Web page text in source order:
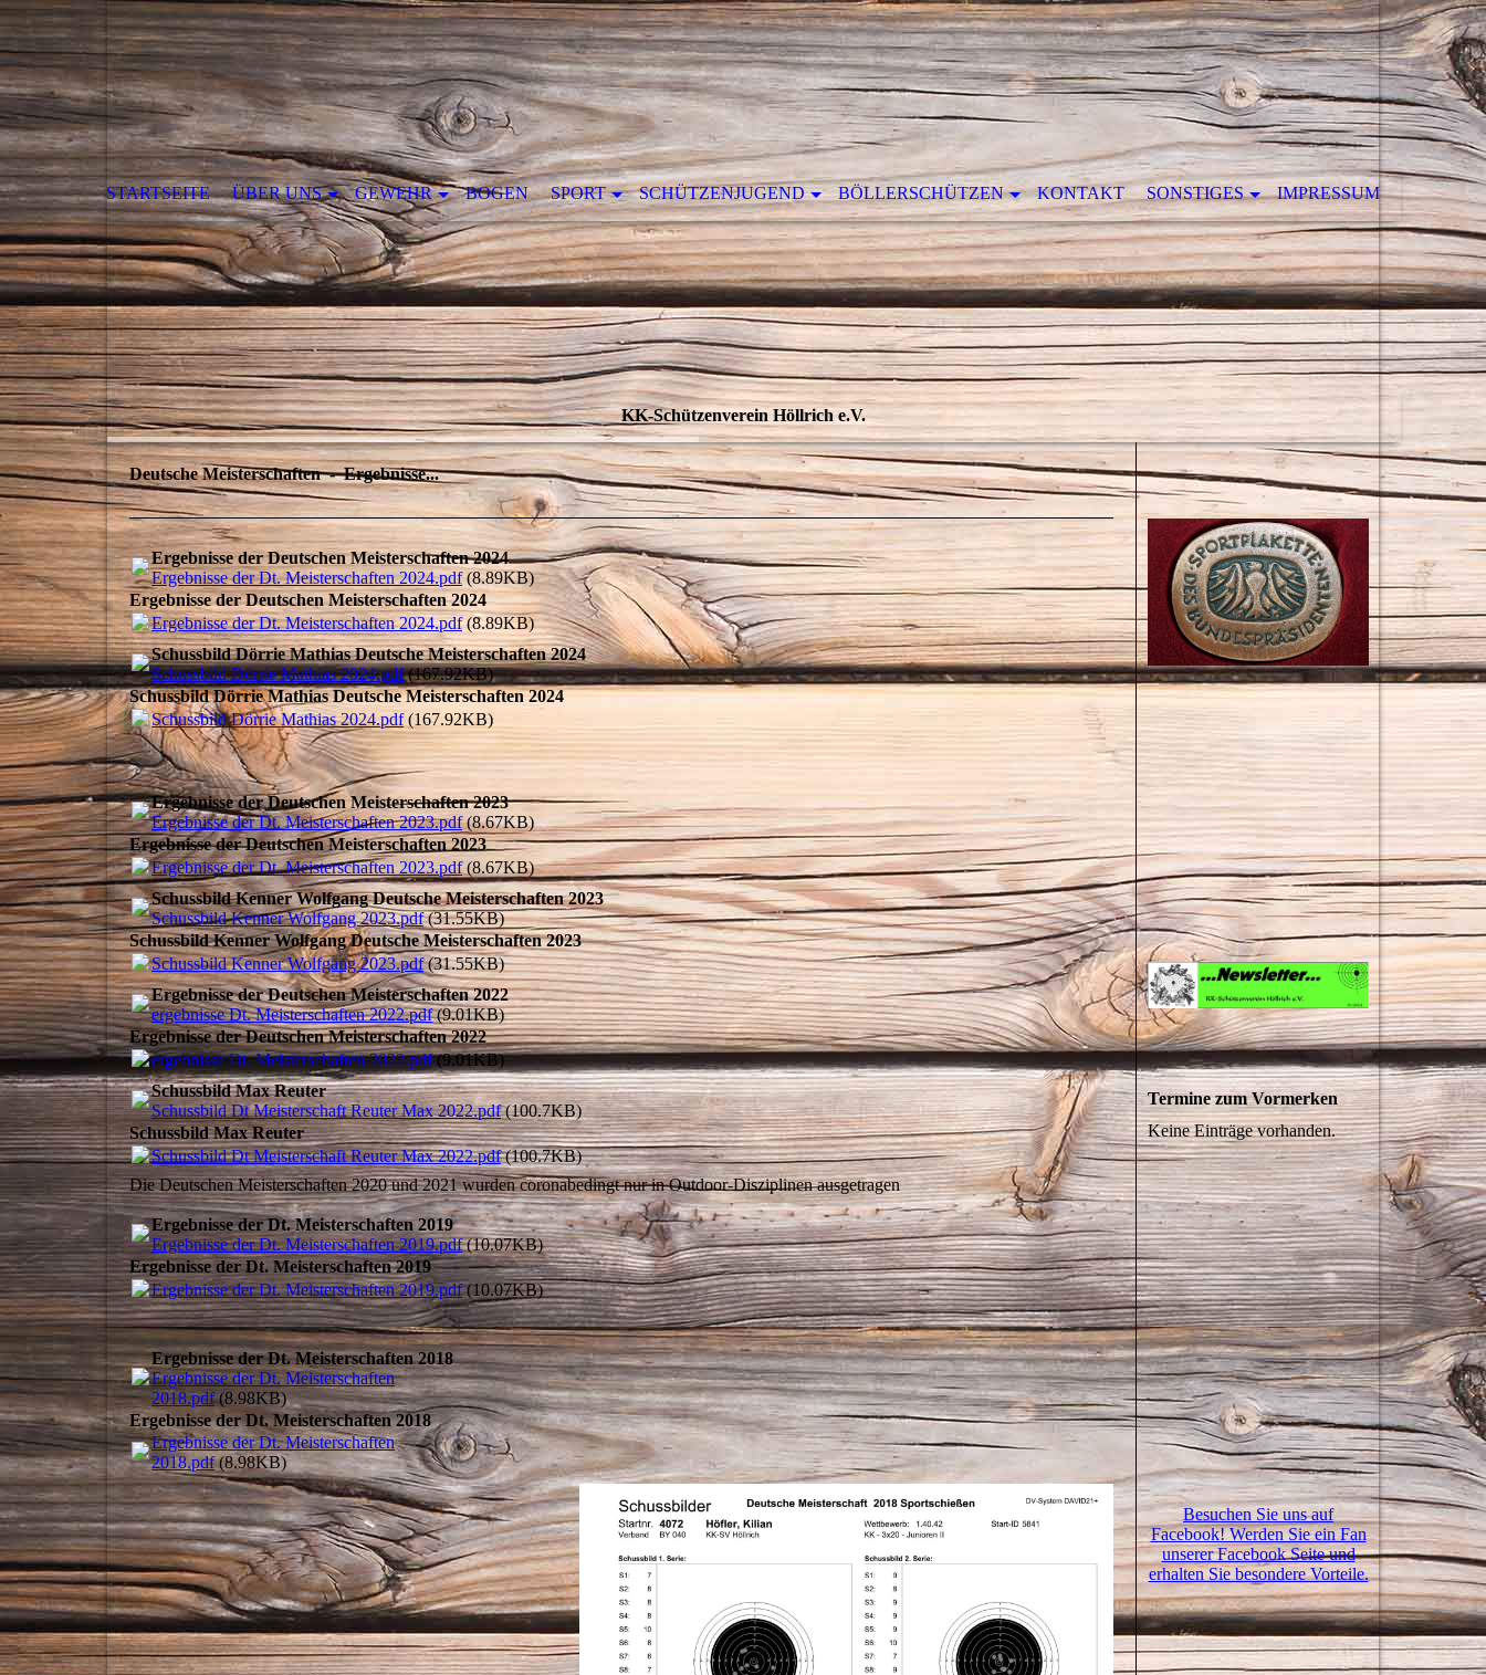
STARTSEITE ÜBER UNS GEWEHR BOGEN SPORT SCHÜTZENJUGEND BÖLLERSCHÜTZEN KONTAKT SONSTIGES IMPRESSUM
KK-Schützenverein Höllrich e.V.
Deutsche Meisterschaften - Ergebnisse...
Ergebnisse der Deutschen Meisterschaften 2024
Ergebnisse der Dt. Meisterschaften 2024.pdf(8.89KB)
Ergebnisse der Deutschen Meisterschaften 2024
Ergebnisse der Dt. Meisterschaften 2024.pdf(8.89KB)
Schussbild Dörrie Mathias Deutsche Meisterschaften 2024
Schussbild Dörrie Mathias 2024.pdf(167.92KB)
Schussbild Dörrie Mathias Deutsche Meisterschaften 2024
Schussbild Dörrie Mathias 2024.pdf(167.92KB)
Ergebnisse der Deutschen Meisterschaften 2023
Ergebnisse der Dt. Meisterschaften 2023.pdf(8.67KB)
Ergebnisse der Deutschen Meisterschaften 2023
Ergebnisse der Dt. Meisterschaften 2023.pdf(8.67KB)
Schussbild Kenner Wolfgang Deutsche Meisterschaften 2023
Schussbild Kenner Wolfgang 2023.pdf(31.55KB)
Schussbild Kenner Wolfgang Deutsche Meisterschaften 2023
Schussbild Kenner Wolfgang 2023.pdf(31.55KB)
Ergebnisse der Deutschen Meisterschaften 2022
ergebnisse Dt. Meisterschaften 2022.pdf(9.01KB)
Ergebnisse der Deutschen Meisterschaften 2022
ergebnisse Dt. Meisterschaften 2022.pdf(9.01KB)
Schussbild Max Reuter
Schussbild Dt Meisterschaft Reuter Max 2022.pdf(100.7KB)
Schussbild Max Reuter
Schussbild Dt Meisterschaft Reuter Max 2022.pdf(100.7KB)
Die Deutschen Meisterschaften 2020 und 2021 wurden coronabedingt nur in Outdoor-Disziplinen ausgetragen
Ergebnisse der Dt. Meisterschaften 2019
Ergebnisse der Dt. Meisterschaften 2019.pdf(10.07KB)
Ergebnisse der Dt. Meisterschaften 2019
Ergebnisse der Dt. Meisterschaften 2019.pdf(10.07KB)
Ergebnisse der Dt. Meisterschaften 2018
Ergebnisse der Dt. Meisterschaften
2018.pdf(8.98KB)
Ergebnisse der Dt. Meisterschaften 2018
Ergebnisse der Dt. Meisterschaften
2018.pdf(8.98KB)
Termine zum Vormerken
Keine Einträge vorhanden.
Besuchen Sie uns auf
Facebook! Werden Sie ein Fan
unserer Facebook Seite und
erhalten Sie besondere Vorteile.